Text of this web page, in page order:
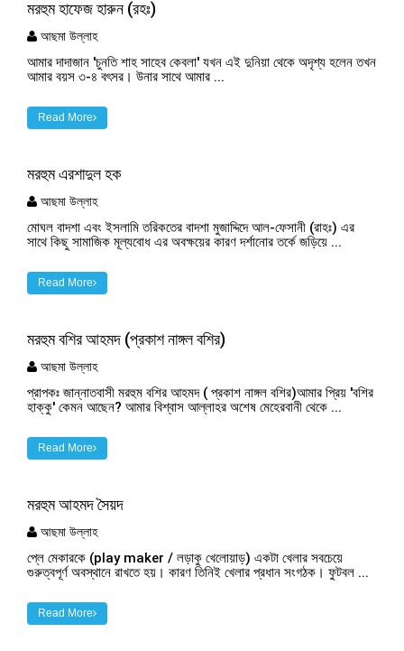
মরহুম হাফেজ হারুন (রহঃ)
আছমা উল্লাহ
আমার দাদাজান 'চুনতি শাহ সাহেব কেবলা' যখন এই দুনিয়া থেকে অদৃশ্য হলেন তখন
আমার বয়স ৩-৪ বৎসর। উনার সাথে আমার ...
Read More
মরহুম এরশাদুল হক
আছমা উল্লাহ
মোঘল বাদশা এবং ইসলামি তরিকতের বাদশা মুজাদ্দিদে আল-ফেসানী (রাহঃ) এর
সাথে কিছু সামাজিক মূল্যবোধ এর অবক্ষয়ের কারণ দর্শানোর তর্কে জড়িয়ে ...
Read More
মরহুম বশির আহমদ (প্রকাশ নাঙ্গল বশির)
আছমা উল্লাহ
প্রাপকঃ জান্নাতবাসী মরহুম বশির আহমদ ( প্রকাশ নাঙ্গল বশির)আমার প্রিয় 'বশির
হাক্কু' কেমন আছেন? আমার বিশ্বাস আল্লাহর অশেষ মেহেরবানী থেকে ...
Read More
মরহুম আহমদ সৈয়দ
আছমা উল্লাহ
প্লে মেকারকে (play maker / লড়াকু খেলোয়াড়) একটা খেলার সবচেয়ে
গুরুত্বপূর্ণ অবস্থানে রাখতে হয়। কারণ তিনিই খেলার প্রধান সংগঠক। ফুটবল ...
Read More